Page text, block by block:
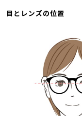
目とレンズの位置